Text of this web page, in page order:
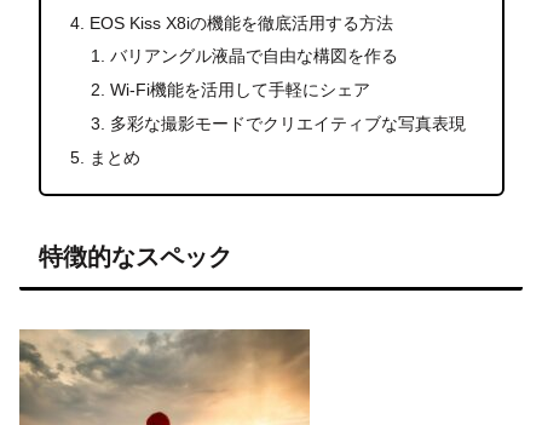
EOS Kiss X8iの機能を徹底活用する方法
バリアングル液晶で自由な構図を作る
Wi-Fi機能を活用して手軽にシェア
多彩な撮影モードでクリエイティブな写真表現
まとめ
特徴的なスペック